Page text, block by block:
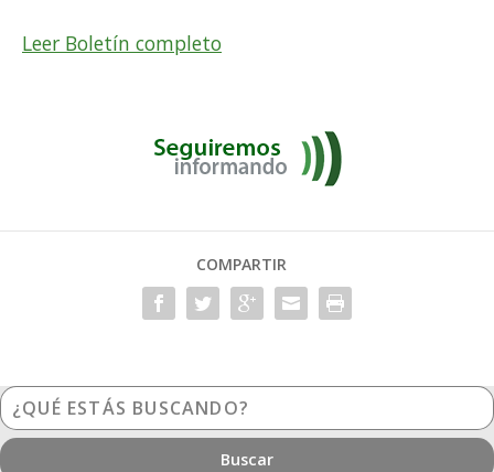
Leer Boletín completo
COMPARTIR
¿Qué
estás
buscando?